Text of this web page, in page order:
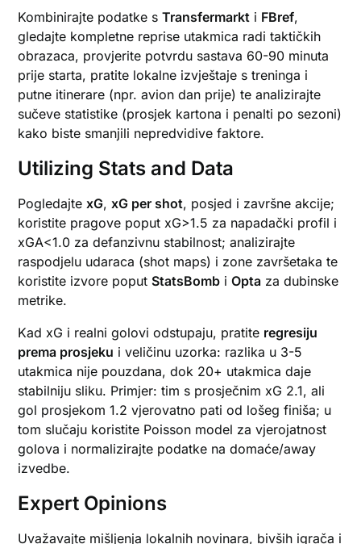
Kombinirajte podatke sTransfermarkt i FBref,
gledajte kompletne reprise utakmica radi taktičkih
obrazaca, provjerite potvrdu sastava 60-90 minuta
prije starta, pratite lokalne izvještaje s treninga i
putne itinerare (npr. avion dan prije) te analizirajte
sučeve statistike (prosjek kartona i penalti po sezoni)
kako biste smanjili nepredvidive faktore.
Utilizing Stats and Data
PogledajtexG,xG per shot, posjed i završne akcije;
koristite pragove poput xG>1.5 za napadački profil i
xGA<1.0 za defanzivnu stabilnost; analizirajte
raspodjelu udaraca (shot maps) i zone završetaka te
koristite izvore poput StatsBomb iOpta za dubinske
metrike.
Kad xG i realni golovi odstupaju, pratite regresiju
prema prosjeku i veličinu uzorka: razlika u 3-5
utakmica nije pouzdana, dok 20+ utakmica daje
stabilniju sliku. Primjer: tim s prosječnim xG 2.1, ali
gol prosjekom 1.2 vjerovatno pati od lošeg finiša; u
tom slučaju koristite Poisson model za vjerojatnost
golova i normalizirajte podatke na domaće/away
izvedbe.
Expert Opinions
Uvažavajte mišljenja lokalnih novinara, bivših igrača i